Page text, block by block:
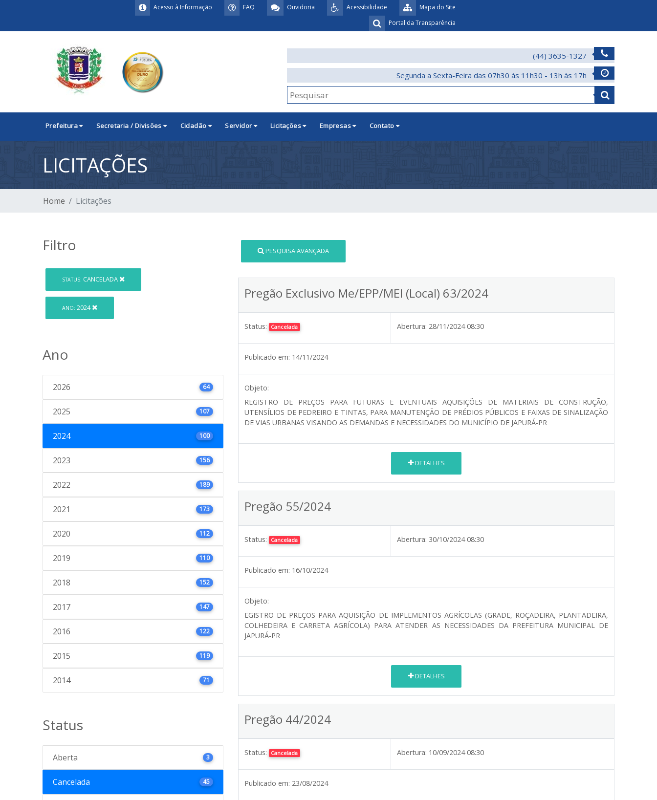
Mapa do Site
Acessibilidade
Ouvidoria
FAQ
Acesso à Informação
Portal da Transparência
(44) 3635-1327
Segunda a Sexta-Feira das 07h30 às 11h30 - 13h às 17h
Prefeitura Secretaria / Divisões Cidadão Servidor Licitações Empresas Contato
LICITAÇÕES
Home Licitações
Filtro
STATUS: CANCELADA
ANO: 2024
Ano
2026 64
2025 107
2024 100
2023 156
2022 189
2021 173
2020 112
2019 110
2018 152
2017 147
2016 122
2015 119
2014 71
Status
Aberta 3
Cancelada 45
PESQUISA AVANÇADA
Pregão Exclusivo Me/EPP/MEI (Local) 63/2024
Status: Cancelada Abertura: 28/11/2024 08:30
Publicado em: 14/11/2024
Objeto:
REGISTRO DE PREÇOS PARA FUTURAS E EVENTUAIS AQUISIÇÕES DE MATERIAIS DE CONSTRUÇÃO,
UTENSÍLIOS DE PEDREIRO E TINTAS, PARA MANUTENÇÃO DE PRÉDIOS PÚBLICOS E FAIXAS DE SINALIZAÇÃO
DE VIAS URBANAS VISANDO AS DEMANDAS E NECESSIDADES DO MUNICÍPIO DE JAPURÁ-PR
DETALHES
Pregão 55/2024
Status: Cancelada Abertura: 30/10/2024 08:30
Publicado em: 16/10/2024
Objeto:
EGISTRO DE PREÇOS PARA AQUISIÇÃO DE IMPLEMENTOS AGRÍCOLAS (GRADE, ROÇADEIRA, PLANTADEIRA,
COLHEDEIRA E CARRETA AGRÍCOLA) PARA ATENDER AS NECESSIDADES DA PREFEITURA MUNICIPAL DE
JAPURÁ-PR
DETALHES
Pregão 44/2024
Status: Cancelada Abertura: 10/09/2024 08:30
Publicado em: 23/08/2024